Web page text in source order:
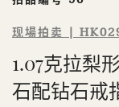
個人 公
现場拍卖 |
1.07克拉梨
石配钻石戒